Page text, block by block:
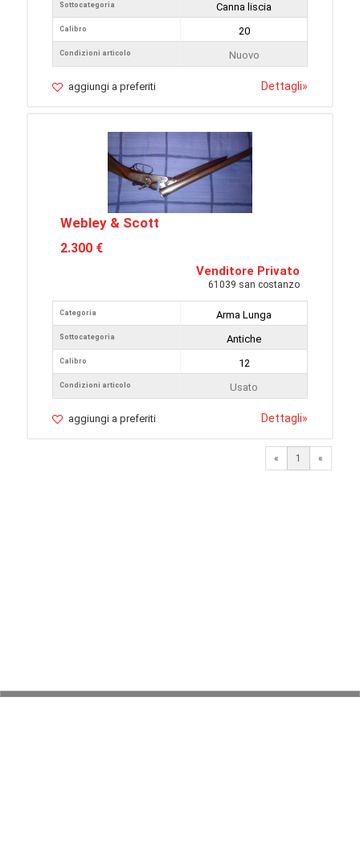
Sottocategoria
Calibro
Condizioni articolo
Canna liscia
20
Nuovo
aggiungi a preferiti Dettagli»
Webley & Scott
2.300 €
Venditore Privato
61039 san costanzo
Categoria
Sottocategoria
Calibro
Condizioni articolo
Arma Lunga
Antiche
12
Usato
aggiungi a preferiti Dettagli»
« 1 «